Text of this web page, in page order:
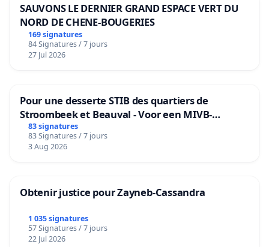
SAUVONS LE DERNIER GRAND ESPACE VERT DU
NORD DE CHENE-BOUGERIES
169 signatures
84 Signatures / 7 jours
27 Jul 2026
Pour une desserte STIB des quartiers de
Stroombeek et Beauval - Voor een MIVB-
bediening van de wijken Strombeek en Het
Voor
83 signatures
83 Signatures / 7 jours
3 Aug 2026
Obtenir justice pour Zayneb-Cassandra
1 035 signatures
57 Signatures / 7 jours
22 Jul 2026